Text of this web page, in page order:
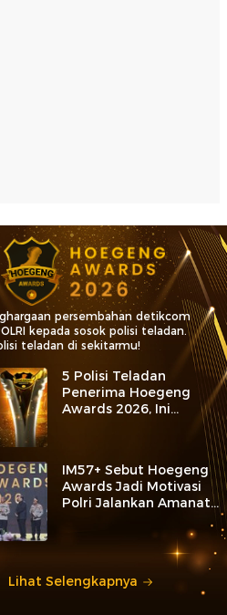
persembahan detikcom
kepada sosok polisi teladan.
teladan di sekitarmu!
5 Polisi Teladan
Penerima Hoegeng
Awards 2026, Ini
Kategori dan Kiprahnya
IM57+ Sebut Hoegeng
Awards Jadi Motivasi
Polri Jalankan Amanat
Lihat Selengkapnya